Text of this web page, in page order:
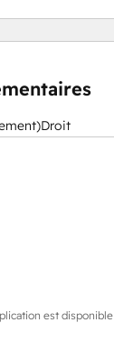
Droit
est disponible